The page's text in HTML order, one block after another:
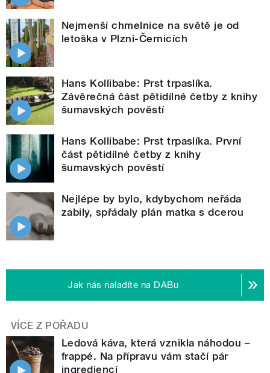
Nejmenší chmelnice na světě je od
letoška v Plzni-Černicích
Hans Kollibabe: Prst trpaslíka.
Závěrečná část pětidílné četby z knihy
šumavských pověstí
Hans Kollibabe: Prst trpaslíka. První
část pětidílné četby z knihy
šumavských pověstí
Nejlépe by bylo, kdybychom neřáda
zabily, spřádaly plán matka s dcerou
Jak nás naladíte na DABu
VÍCE Z POŘADU
Ledová káva, která vznikla náhodou –
frappé. Na přípravu vám stačí pár
ingrediencí